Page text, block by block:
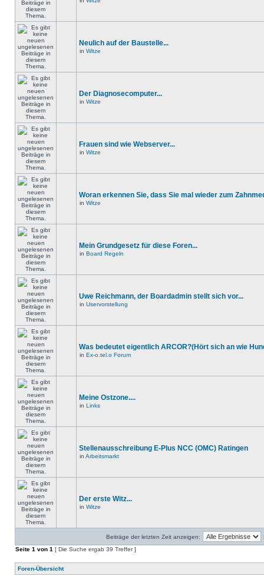
Neulich auf der Baustelle...
in Witze
Der Diagnosecomputer...
in Witze
Frauen sind wie Webserver...
in Witze
Woran erkennen Sie, dass Sie mal wieder zum
in Witze
Mein Grundgesetz für diese Foren...
in Board Regeln
Uwe Reichmann, der Boardadmin stellt sich vor...
in Uservorstellung
Was bedeutet eigentlich ARCOR?(Hört sich an wie
in Ex-o.tel.o Forum
Meine Ostzone....
in Links
Stellenausschreibung E-Plus NCC (OMC) Ratingen
in Arbeitsmarkt
Der erste Witz...
in Witze
Beiträge der letzten Zeit anzeigen:
Seite 1 von 1 [ Die Suche ergab 39 Treffer ]
Foren-Übersicht